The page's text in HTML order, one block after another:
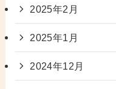
2025年2月
2025年1月
2024年12月